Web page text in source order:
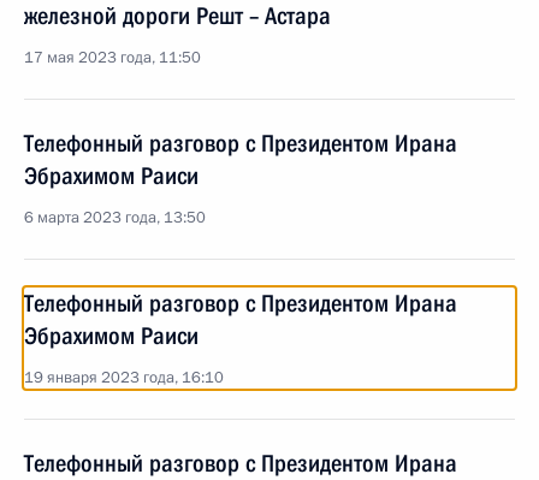
железной дороги Решт – Астара
17 мая 2023 года, 11:50
Телефонный разговор с Президентом Ирана
Эбрахимом Раиси
6 марта 2023 года, 13:50
Телефонный разговор с Президентом Ирана
Эбрахимом Раиси
19 января 2023 года, 16:10
Телефонный разговор с Президентом Ирана